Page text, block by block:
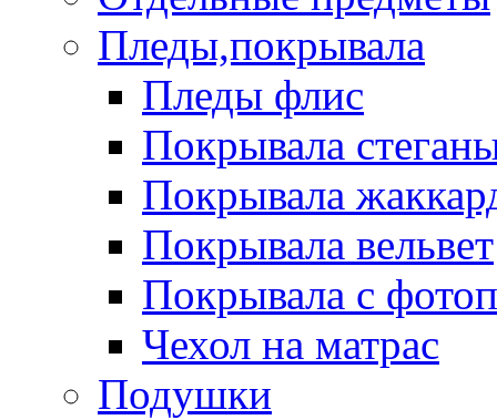
Пледы,покрывала
Пледы флис
Покрывала
Покрывала
Покрывала вельвет
Покрывала с
Чехол на матрас
Подушки